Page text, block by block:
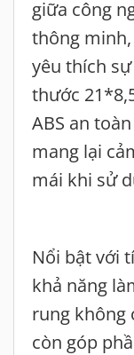
giữa công
thông
yêu thích
thước
ABS an
mang lại
mái khi sử
Nổi bật với
khả năng
rung không
còn góp